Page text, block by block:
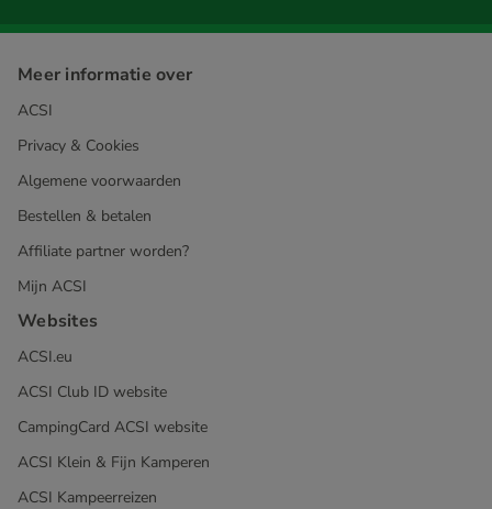
Meer informatie over
ACSI
Privacy & Cookies
Algemene voorwaarden
Bestellen & betalen
Affiliate partner worden?
Mijn ACSI
Websites
ACSI.eu
ACSI Club ID website
CampingCard ACSI website
ACSI Klein & Fijn Kamperen
ACSI Kampeerreizen